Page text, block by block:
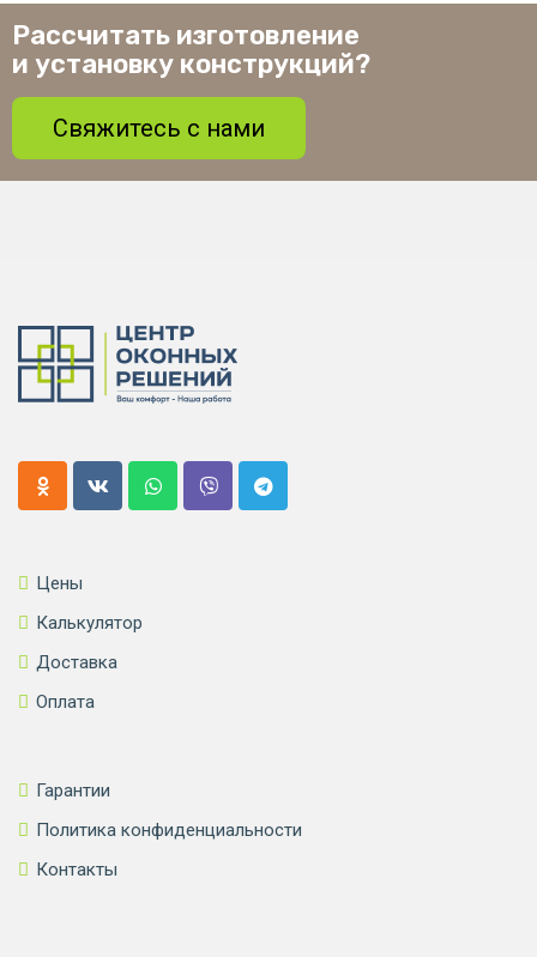
Рассчитать изготовление
и установку конструкций?
Свяжитесь с нами
Цены
Калькулятор
Доставка
Оплата
Гарантии
Политика конфиденциальности
Контакты